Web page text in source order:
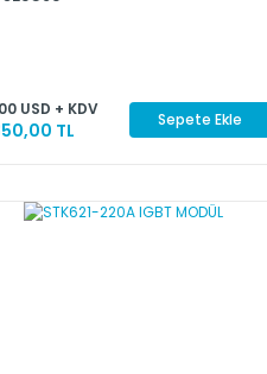
USD + KDV
TL Sepete Ekle